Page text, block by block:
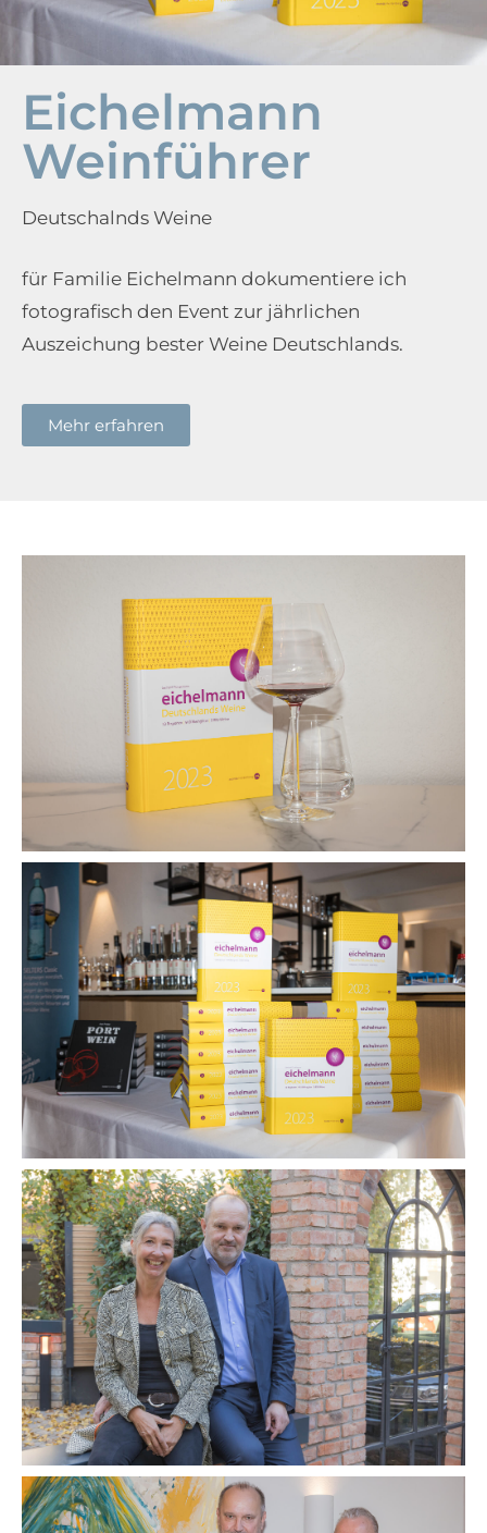
Eichelmann
Weinführer
Deutschalnds Weine
für Familie Eichelmann dokumentiere ich
fotografisch den Event zur jährlichen
Auszeichung bester Weine Deutschlands.
Mehr erfahren